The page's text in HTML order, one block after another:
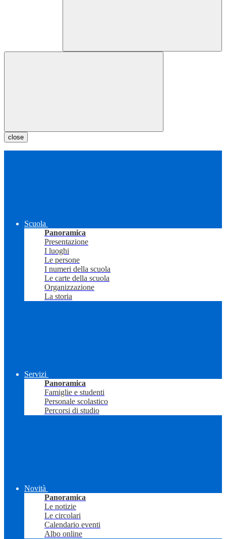
close
Scuola
Panoramica
Presentazione
I luoghi
Le persone
I numeri della scuola
Le carte della scuola
Organizzazione
La storia
Servizi
Panoramica
Famiglie e studenti
Personale scolastico
Percorsi di studio
Novità
Panoramica
Le notizie
Le circolari
Calendario eventi
Albo online